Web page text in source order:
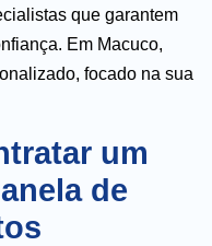
que garantem
Em Macuco,
focado na sua
um
de